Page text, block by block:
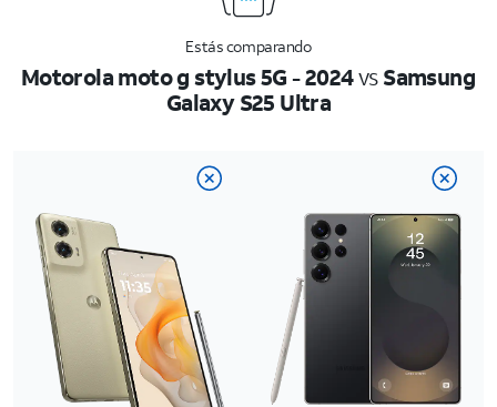
Estás comparando
Motorola moto g stylus 5G - 2024vsSamsung
Galaxy S25 Ultra